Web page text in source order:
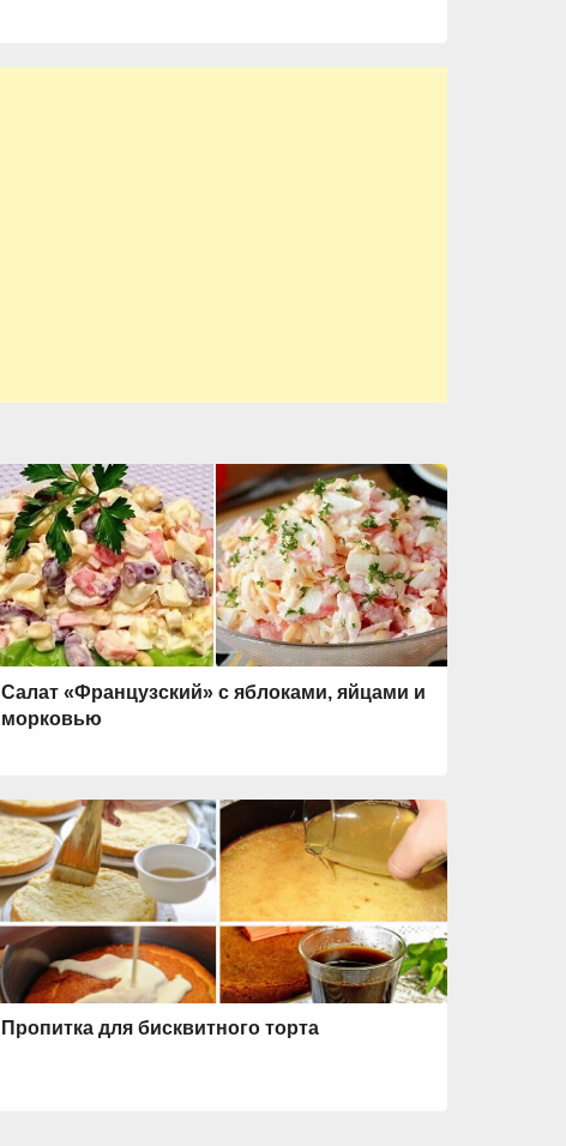
Салат «Французский» с яблоками, яйцами и
морковью
Пропитка для бисквитного торта